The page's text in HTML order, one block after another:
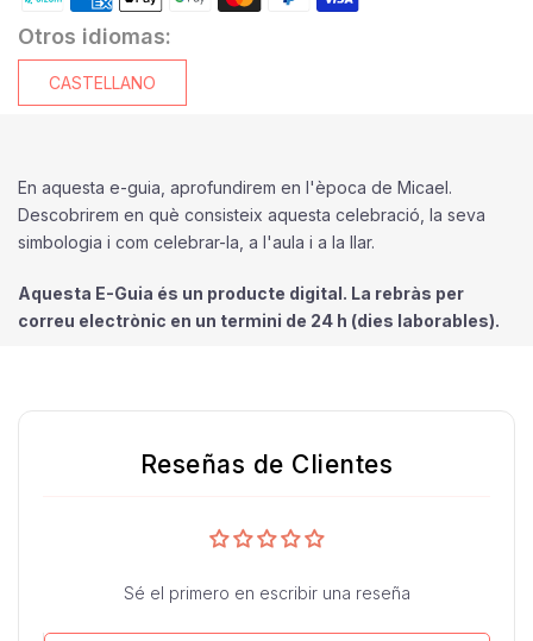
Otros idiomas:
CASTELLANO
En aquesta e-guia, aprofundirem en l'època de Micael.
Descobrirem en què consisteix aquesta celebració, la seva
simbologia i com celebrar-la, a l'aula i a la llar.
Aquesta E-Guia és un producte digital. La rebràs per
correu electrònic en un termini de 24 h (dies laborables).
Reseñas de Clientes
Sé el primero en escribir una reseña